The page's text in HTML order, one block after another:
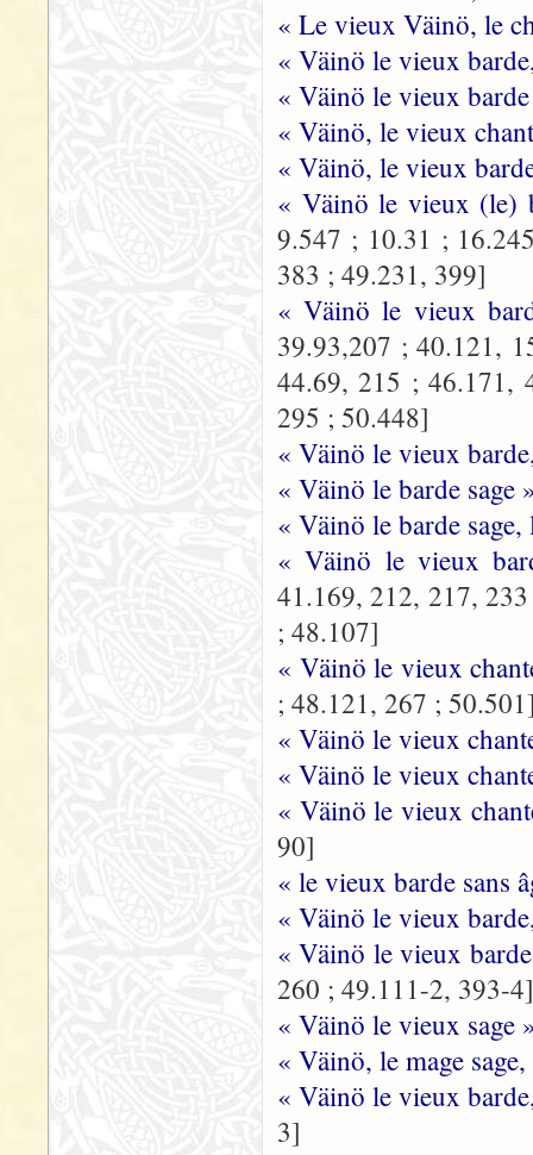
« Le vieux Väinö, le
« Väinö le vieux
« Väinö le vieux
« Väinö, le vieux
« Väinö, le vieux
« Väinö le vieux (le)
9.547 ; 10.31 ;
383 ; 49.231, 399]
« Väinö le vieux
39.93,207 ; 40.121,
44.69, 215 ; 46.171,
295 ; 50.448]
« Väinö le vieux
« Väinö le barde sage
« Väinö le barde
« Väinö le vieux
41.169, 212, 217,
; 48.107]
« Väinö le vieux
; 48.121, 267 ;
« Väinö le vieux
« Väinö le vieux
« Väinö le vieux
90]
« le vieux barde sans
« Väinö le vieux
« Väinö le vieux
260 ; 49.111-2, 393-4]
« Väinö le vieux sage
« Väinö, le mage
« Väinö le vieux
3]